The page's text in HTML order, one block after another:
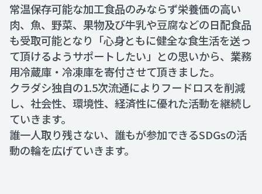
常温保存可能な加工食品のみならず栄養価の高い
肉、魚、野菜、果物及び牛乳や豆腐などの日配食品
も受取可能となり「心身ともに健全な食生活を送っ
て頂けるようサポートしたい」との思いから、業務
用冷蔵庫・冷凍庫を寄付させて頂きました。
クラダシ独自の1.5次流通によりフードロスを削減
し、社会性、環境性、経済性に優れた活動を継続し
ていきます。
誰一人取り残さない、誰もが参加できるSDGsの活
動の輪を広げていきます。